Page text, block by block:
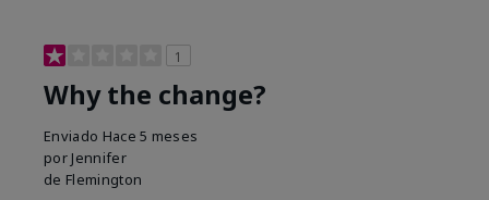
1
Why the change?
Enviado Hace 5 meses
por Jennifer
de Flemington